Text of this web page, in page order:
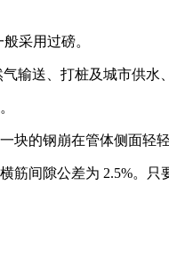
采用过磅。
输送、打桩及城市供水
的钢崩在管体侧面轻轻
间隙公差为 2.5%。只